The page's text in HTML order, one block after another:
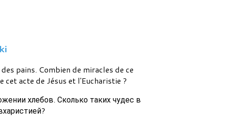
pains. Combien de miracles de ce
acte de Jésus et l'Eucharistie ?
хлебов. Сколько таких чудес в